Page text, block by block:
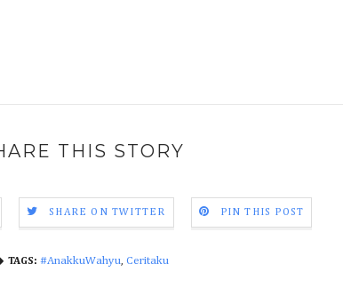
THIS STORY
SHARE ON TWITTER PIN THIS POST
TAGS: #AnakkuWahyu, Ceritaku